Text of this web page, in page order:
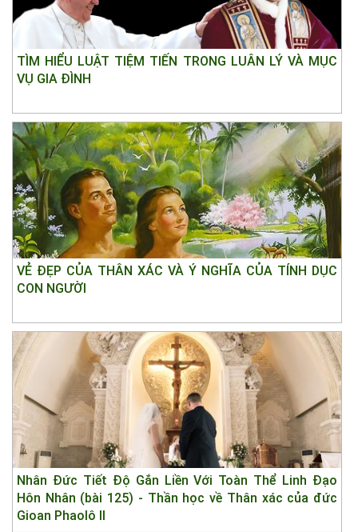
TÌM HIỂU LUẬT TIỆM TIẾN TRONG LUÂN LÝ VÀ MỤC
VỤ GIA ĐÌNH
VẺ ĐẸP CỦA THÂN XÁC VÀ Ý NGHĨA CỦA TÍNH DỤC
CON NGƯỜI
Nhân Đức Tiết Độ Gắn Liền Với Toàn Thể Linh Đạo
Hôn Nhân (bài 125) - Thần học về Thân xác của đức
Gioan Phaolô II